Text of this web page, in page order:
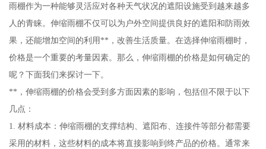
雨棚作为一种能够灵活应对各种天气状况的遮阳设施受到越来越多
人的青睐。伸缩雨棚不仅可以为户外空间提供良好的遮阳和防雨效
果，还能增加空间的利用**，改善生活质量。在选择伸缩雨棚时，
价格是一个重要的考量因素。那么，伸缩雨棚的价格是如何确定的
呢？下面我们来探讨一下。
**，伸缩雨棚的价格会受到多方面因素的影响，包括但不限于以下
几点：
1. 材料成本：伸缩雨棚的支撑结构、遮阳布、连接件等部分都需要
采用的材料，这些材料的成本将直接影响到终产品的价格。通常来